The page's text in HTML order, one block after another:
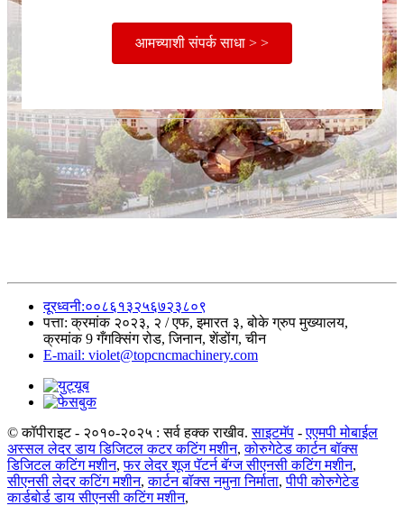
आमच्याशी संपर्क साधा > >
दूरध्वनी:००८६१३२५६७२३८०९
पत्ता: क्रमांक २०२३, २ / एफ, इमारत ३, बोके ग्रुप मुख्यालय,
क्रमांक 9 गँगक्सिंग रोड, जिनान, शेंडोंग, चीन
E-mail: violet@topcncmachinery.com
© कॉपीराइट - २०१०-२०२५ : सर्व हक्क राखीव. साइटमॅप -एएमपी मोबाईल
अस्सल लेदर डाय डिजिटल कटर कटिंग मशीन,कोरुगेटेड कार्टन बॉक्स
डिजिटल कटिंग मशीन,फर लेदर शूज पॅटर्न बॅग्ज सीएनसी कटिंग मशीन,
सीएनसी लेदर कटिंग मशीन,कार्टन बॉक्स नमुना निर्माता,पीपी कोरुगेटेड
कार्डबोर्ड डाय सीएनसी कटिंग मशीन,